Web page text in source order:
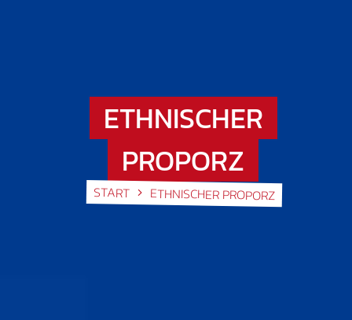
ETHNISCHER
PROPORZ
START ETHNISCHER PROPORZ